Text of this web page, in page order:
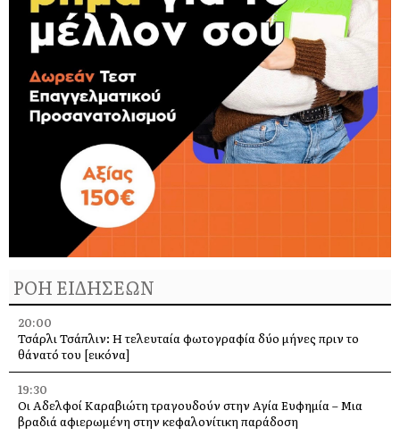
ΡΟΗ ΕΙΔΗΣΕΩΝ
20:00
Τσάρλι Τσάπλιν: Η τελευταία φωτογραφία δύο μήνες πριν το
θάνατό του [εικόνα]
19:30
Οι Αδελφοί Καραβιώτη τραγουδούν στην Αγία Ευφημία – Μια
βραδιά αφιερωμένη στην κεφαλονίτικη παράδοση